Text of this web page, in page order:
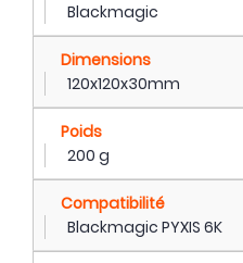
Blackmagic
Dimensions
120x120x30mm
Poids
200 g
Compatibilité
Blackmagic PYXIS 6K